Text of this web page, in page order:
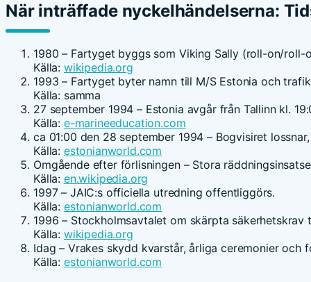
När inträffade nyckelhändelserna:
1980 – Fartyget byggs som Viking Sally (roll-on/roll-
Källa: wikipedia.org
1993 – Fartyget byter namn till M/S Estonia och
Källa: samma
27 september 1994 – Estonia avgår från Tallinn kl.
Källa: e-marineeducation.com
ca 01:00 den 28 september 1994 – Bogvisiret
Källa: estonianworld.com
Omgående efter förlisningen– Stora
Källa: en.wikipedia.org
1997– JAIC:s officiella utredning offentliggörs.
Källa: estonianworld.com
1996 – Stockholmsavtalet om skärpta säkerhetskrav
Källa: wikipedia.org
Idag – Vrakes skydd kvarstår, årliga ceremonier och
Källa: estonianworld.com